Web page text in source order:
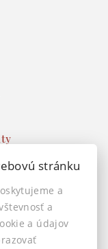
stránku
a
a
a údajov